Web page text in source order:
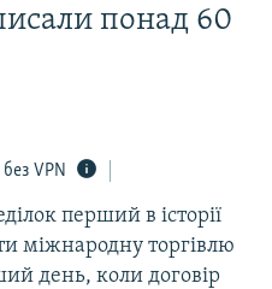
понад 60
VPN
перший в історії
міжнародну торгівлю
день, коли договір